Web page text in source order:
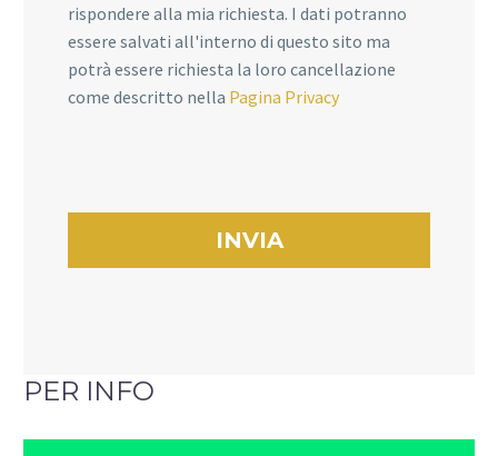
rispondere alla mia richiesta. I dati potranno
essere salvati all'interno di questo sito ma
potrà essere richiesta la loro cancellazione
come descritto nella Pagina Privacy
PER INFO